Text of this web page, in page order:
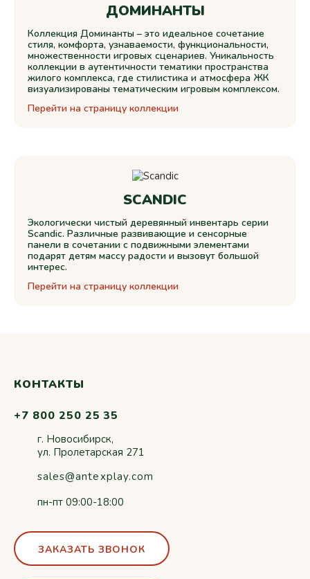
ДОМИНАНТЫ
Коллекция Доминанты – это идеальное сочетание
стиля, комфорта, узнаваемости, функциональности,
множественности игровых сценариев. Уникальность
коллекции в аутентичности тематики пространства
жилого комплекса, где стилистика и атмосфера ЖК
визуализированы тематическим игровым комплексом.
Перейти на страницу коллекции
SCANDIC
Экологически чистый деревянный инвентарь серии
Scandic. Различные развивающие и сенсорные
панели в сочетании с подвижными элементами
подарят детям массу радости и вызовут большой
интерес.
Перейти на страницу коллекции
КОНТАКТЫ
+7 800 250 25 35
г. Новосибирск,
ул. Пролетарская 271
sales@antexplay.com
пн-пт 09:00-18:00
ЗАКАЗАТЬ ЗВОНОК